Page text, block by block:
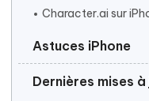
Plus de
Character.ai sur
Astuces iPhone
Activer le mode
Dernières mises à